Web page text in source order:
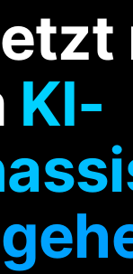
KI-